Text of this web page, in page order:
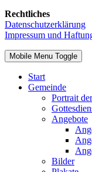
Rechtliches
Datenschutzerklärung
Impressum und
Mobile Menu Toggle
Start
Gemeinde
Portrait
Angebote
Bilder